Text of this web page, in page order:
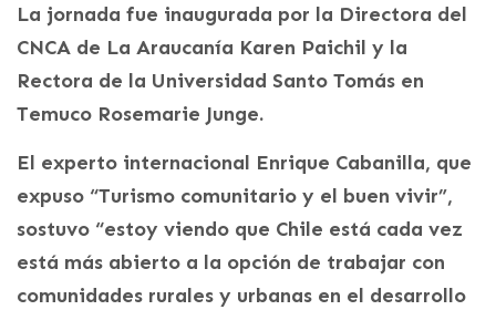
La jornada fue inaugurada por la Directora del
CNCA de La Araucanía Karen Paichil y la
Rectora de la Universidad Santo Tomás en
Temuco Rosemarie Junge.
El experto internacional Enrique Cabanilla, que
expuso “Turismo comunitario y el buen vivir”,
sostuvo “estoy viendo que Chile está cada vez
está más abierto a la opción de trabajar con
comunidades rurales y urbanas en el desarrollo